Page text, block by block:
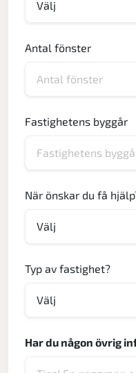
Antal fönster
Fastighetens byggår
När önskar du få
Typ av fastighet?
Har du någon övrig